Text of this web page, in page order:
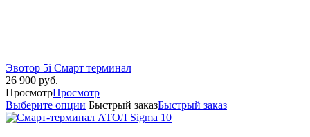
Эвотор 5i Смарт терминал
26 900 руб.
ПросмотрПросмотр
Выберите опции Быстрый заказБыстрый заказ